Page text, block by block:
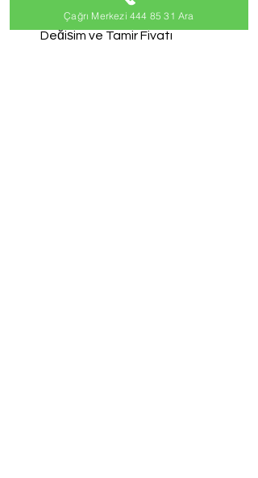
Vaillant Doldurma Musluğu
Değişim ve Tamir Fiyatı
Çağrı Merkezi 444 85 31 Ara